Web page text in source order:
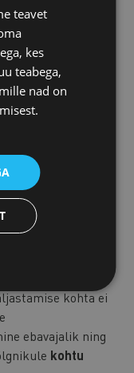
kätte
peaks olema
kohta
Viidatud
kohustust ette ei
reguleerida.
ja seaduses
kohta ei
ebavajalik ning
kohtu
teavet
kes
teabega,
nad on